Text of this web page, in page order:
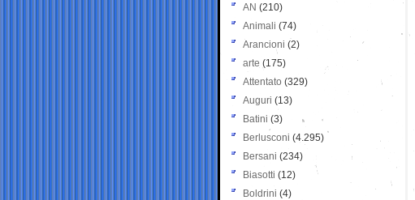
AN (210)
Animali (74)
Arancioni (2)
arte (175)
Attentato (329)
Auguri (13)
Batini (3)
Berlusconi (4.295)
Bersani (234)
Biasotti (12)
Boldrini (4)